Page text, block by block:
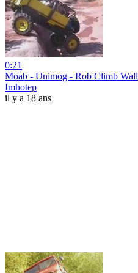
0:21
Moab - Unimog - Rob Climb Wall
Imhotep
il y a 18 ans